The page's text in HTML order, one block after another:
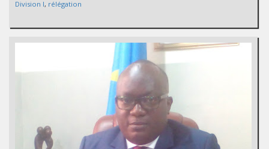
Division I, rélégation